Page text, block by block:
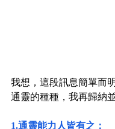
我想，這段訊息簡單而
通靈的種種，我再歸納
1.通靈能力人皆有之：